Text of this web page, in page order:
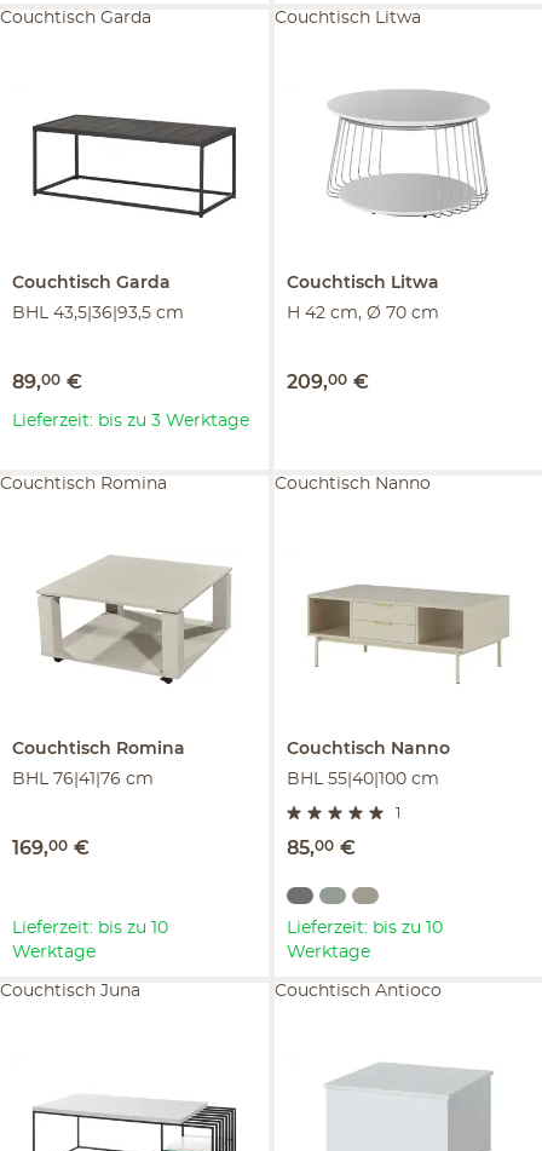
Couchtisch Garda
BHL 43,5|36|93,5 cm
89,00 €
Couchtisch Garda
Lieferzeit: bis zu 3 Werktage
Couchtisch Litwa
H 42 cm, Ø 70 cm
209,00 €
Couchtisch Litwa
Couchtisch Romina
BHL 76|41|76 cm
169,00 €
Couchtisch Romina
Lieferzeit: bis zu 10
Werktage
Couchtisch Nanno
BHL 55|40|100 cm
1
85,00 €
Couchtisch Nanno
Lieferzeit: bis zu 10
Werktage
Couchtisch Juna Couchtisch Antioco